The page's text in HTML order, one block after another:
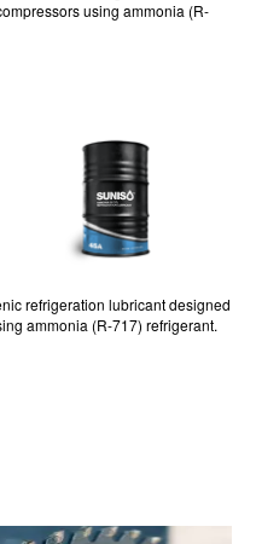
using ammonia (R-
refrigeration lubricant designed
ammonia (R-717) refrigerant.